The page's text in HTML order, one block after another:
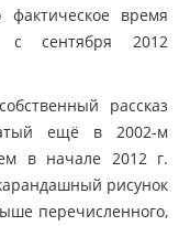
время
с сентября 2012
рассказ
ещё в 2002-м
в начале 2012 г.
рисунок
перечисленного,